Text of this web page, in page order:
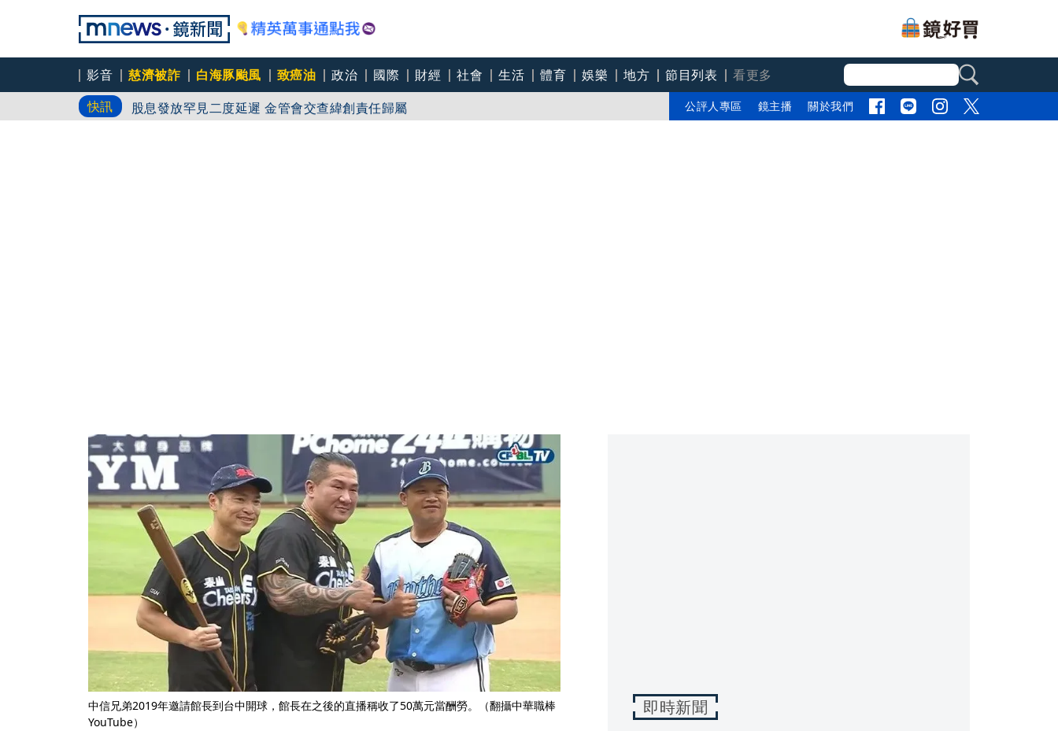
影音 慈濟被詐 白海豚颱風 致癌油 政治 國際 財經 社會 生活 體育 娛樂 地方 節目列表
看更多
快訊
《狂忘警探》全數通過入選多倫多「午夜瘋狂」 阮經天苦練柔道
股息發放罕見二度延遲 金管會交查緯創責任歸屬
公評人專區 鏡主播 關於我們
中信兄弟2019年邀請館長到台中開球，館長在之後的直播稱收了50萬元當酬勞。（翻攝中華職棒
YouTube）
即時新聞